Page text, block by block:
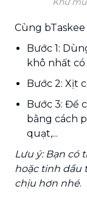
Cùng
Bước 1:
khô nhất
Bước 2: Xịt
Bước 3: Để
bằng cách
quạt,...
Lưu ý: Bạn
hoặc tinh dầu
chịu hơn nhé.